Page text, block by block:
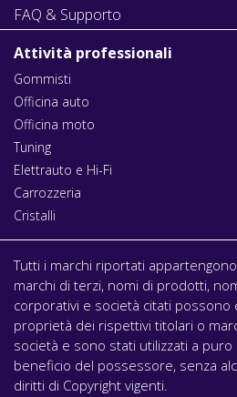
FAQ & Supporto
Attività professionali
Gommisti
Officina auto
Officina moto
Tuning
Elettrauto e Hi-Fi
Carrozzeria
Cristalli
Tutti i marchi riportati
marchi di terzi, nomi di prodotti,
corporativi e società citati possono
proprietà dei rispettivi titolari o
società e sono stati utilizzati a
beneficio del possessore, senza
diritti di Copyright vigenti.